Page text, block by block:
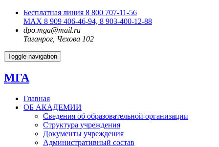
Бесплатная линия 8 800 707-11-56
MAX 8 909 406-46-94, 8 903-400-12-88
dpo.mga@mail.ru
Таганрог, Чехова 102
Toggle navigation
МГА
Главная
ОБ АКАДЕМИИ
Сведения об образовательной организации
Структура учреждения
Документы учреждения
Административный состав